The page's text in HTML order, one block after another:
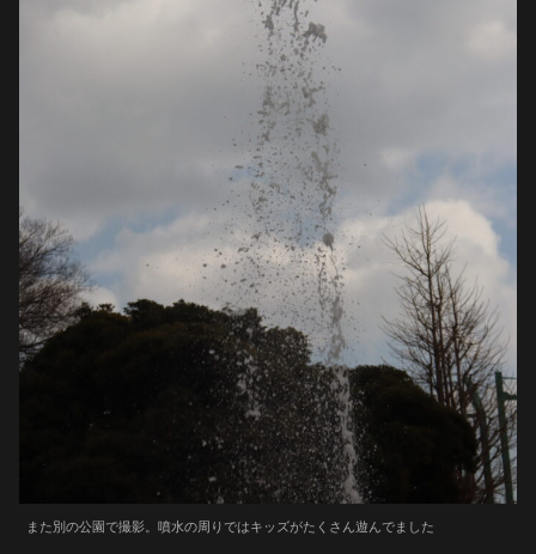
また別の公園で撮影。噴水の周りではキッズがたくさん遊んでました